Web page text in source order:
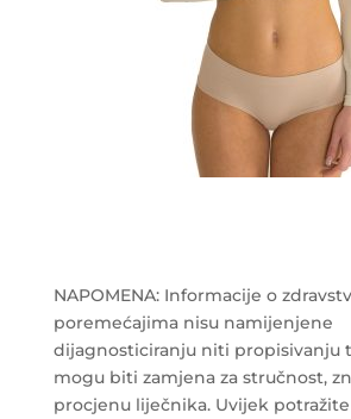
NAPOMENA: Informacije o
poremećajima nisu namijenjene
dijagnosticiranju niti propisivanju
mogu biti zamjena za stručnost,
procjenu liječnika. Uvijek